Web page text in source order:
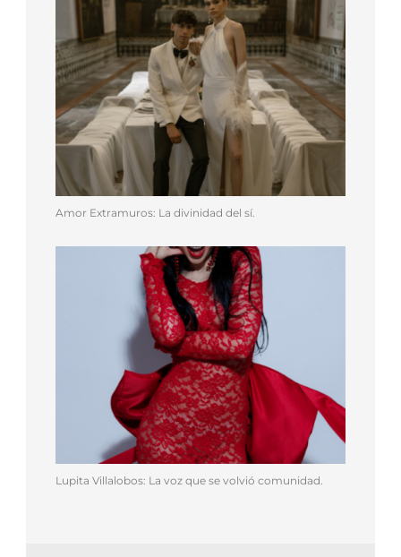
Amor Extramuros: La divinidad del sí.
Lupita Villalobos: La voz que se volvió comunidad.